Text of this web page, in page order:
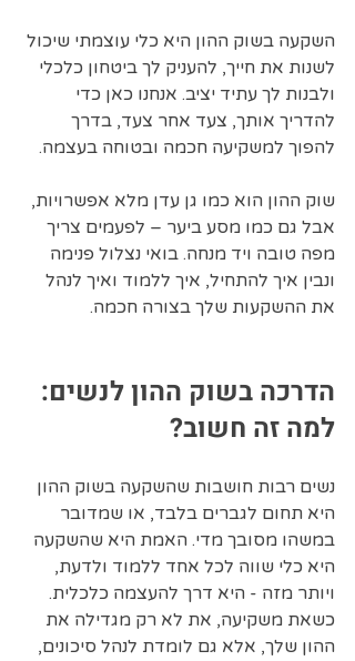
השקעה בשוק ההון היא כלי עוצמתי שיכול
לשנות את חייך, להעניק לך ביטחון כלכלי
ולבנות לך עתיד יציב. אנחנו כאן כדי
להדריך אותך, צעד אחר צעד, בדרך
להפוך למשקיעה חכמה ובטוחה בעצמה.
שוק ההון הוא כמו גן עדן מלא אפשרויות,
אבל גם כמו מסע ביער – לפעמים צריך
מפה טובה ויד מנחה. בואי נצלול פנימה
ונבין איך להתחיל, איך ללמוד ואיך לנהל
את ההשקעות שלך בצורה חכמה.
הדרכה בשוק ההון לנשים:
למה זה חשוב?
נשים רבות חושבות שהשקעה בשוק ההון
היא תחום לגברים בלבד, או שמדובר
במשהו מסובך מדי. האמת היא שהשקעה
היא כלי שווה לכל אחד ללמוד ולדעת,
ויותר מזה - היא דרך להעצמה כלכלית.
כשאת משקיעה, את לא רק מגדילה את
ההון שלך, אלא גם לומדת לנהל סיכונים,